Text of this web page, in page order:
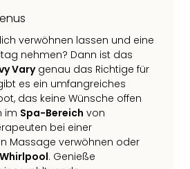
verwöhnen lassen und eine
nehmen? Dann ist das
Varygenau das Richtige für
es ein umfangreiches
das keine Wünsche offen
im Spa-Bereich von
bei einer
Massage verwöhnen oder
Whirlpool. Genieße